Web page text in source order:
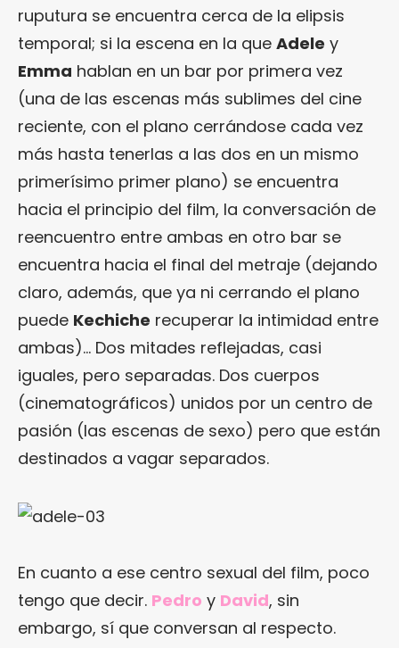
ruputura se encuentra cerca de la elipsis
temporal; si la escena en la que Adele y
Emma hablan en un bar por primera vez
(una de las escenas más sublimes del cine
reciente, con el plano cerrándose cada vez
más hasta tenerlas a las dos en un mismo
primerísimo primer plano) se encuentra
hacia el principio del film, la conversación de
reencuentro entre ambas en otro bar se
encuentra hacia el final del metraje (dejando
claro, además, que ya ni cerrando el plano
puede Kechiche recuperar la intimidad entre
ambas)… Dos mitades reflejadas, casi
iguales, pero separadas. Dos cuerpos
(cinematográficos) unidos por un centro de
pasión (las escenas de sexo) pero que están
destinados a vagar separados.
En cuanto a ese centro sexual del film, poco
tengo que decir. Pedro y David, sin
embargo, sí que conversan al respecto.